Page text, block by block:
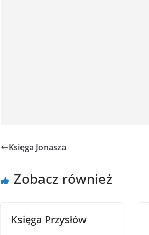
Księga Jonasza
Zobacz również
Księga Przysłów